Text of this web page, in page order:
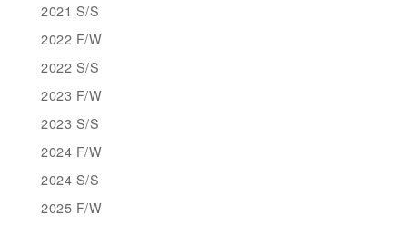
2021 S/S
2022 F/W
2022 S/S
2023 F/W
2023 S/S
2024 F/W
2024 S/S
2025 F/W